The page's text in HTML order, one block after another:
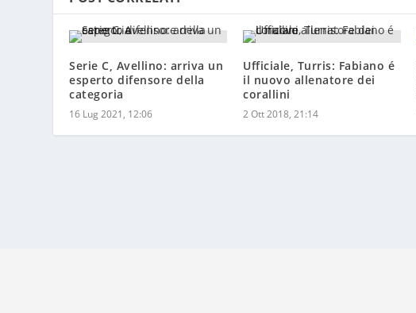
Serie C, Avellino: arriva un
esperto difensore della
categoria
16 Lug 2021, 12:06
Ufficiale, Turris: Fabiano é
il nuovo allenatore dei
corallini
2 Ott 2018, 21:14